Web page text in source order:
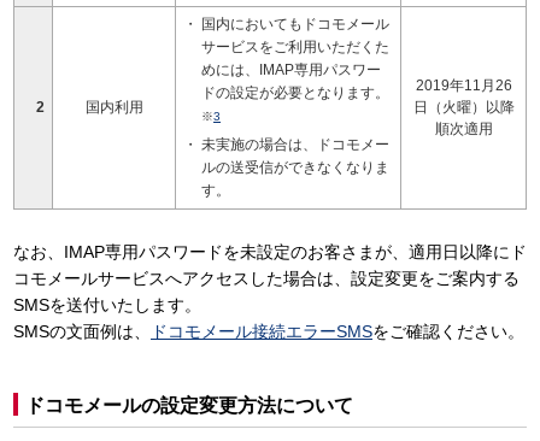
2 国内利用
国内においてもドコモメール
サービスをご利用いただくた
めには、IMAP専用パスワー
ドの設定が必要となります。
※3
未実施の場合は、ドコモメー
ルの送受信ができなくなりま
す。
2019年11月26
日（火曜）以降
順次適用
なお、IMAP専用パスワードを未設定のお客さまが、適用日以降にド
コモメールサービスへアクセスした場合は、設定変更をご案内する
SMSを送付いたします。
SMSの文面例は、
ドコモメール接続エラーSMSをご確認ください。
ドコモメールの設定変更方法について